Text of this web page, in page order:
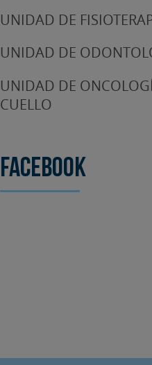
UNIDAD DE
UNIDAD DE
UNIDAD DE
CUELLO
Facebook